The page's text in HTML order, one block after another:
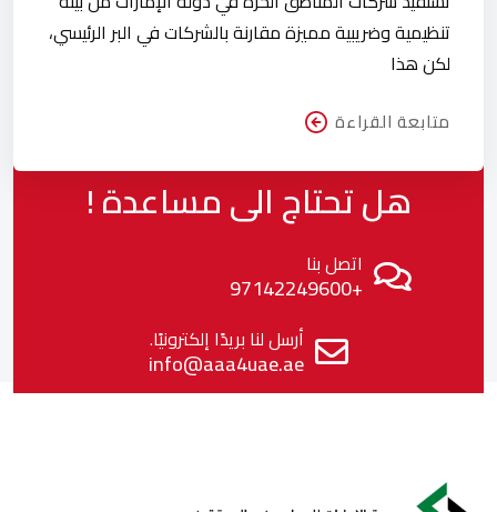
تنظيمية وضريبية مميزة مقارنة بالشركات في البر الرئيسي،
لكن هذا
متابعة القراءة
هل تحتاج الى مساعدة !
اتصل بنا
97142249600+
أرسل لنا بريدًا إلكترونيًا.
info@aaa4uae.ae